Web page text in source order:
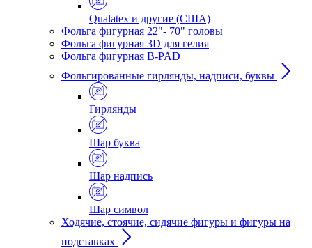
Qualatex и другие (США)
Фольга фигурная 22"- 70" головы
Фольга фигурная 3D для гелия
Фольга фигурная B-PAD
Фольгированные гирлянды, надписи, буквы
Гирлянды
Шар буква
Шар надпись
Шар символ
Ходячие, стоячие, сидячие фигуры и фигуры на
подставках